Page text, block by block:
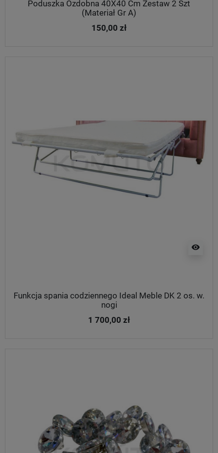
Poduszka Ozdobna 40X40 Cm Zestaw 2 Szt
(Materiał Gr A)
150,00 zł
visibility
Funkcja spania codziennego Ideal Meble DK 2 os. w.
nogi
1 700,00 zł